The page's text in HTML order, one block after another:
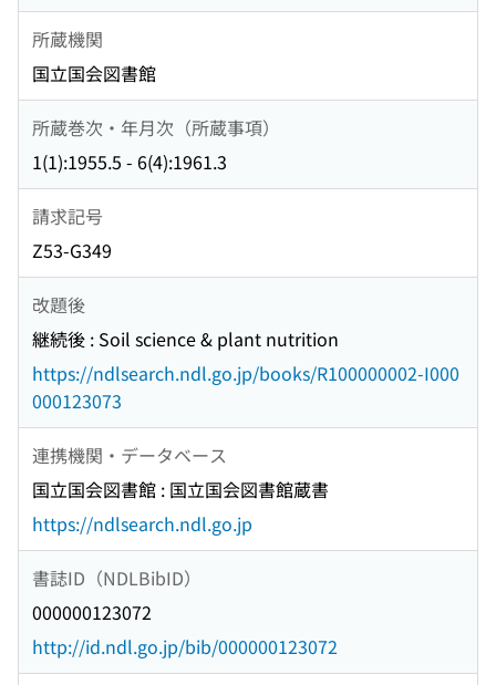
所蔵機関
国立国会図書館
所蔵巻次・年月次（所蔵事項）
1(1):1955.5 - 6(4):1961.3
請求記号
Z53-G349
改題後
継続後 : Soil science & plant nutrition
https://ndlsearch.ndl.go.jp/books/R100000002-I000
000123073
連携機関・データベース
国立国会図書館 : 国立国会図書館蔵書
https://ndlsearch.ndl.go.jp
書誌ID（NDLBibID）
000000123072
http://id.ndl.go.jp/bib/000000123072